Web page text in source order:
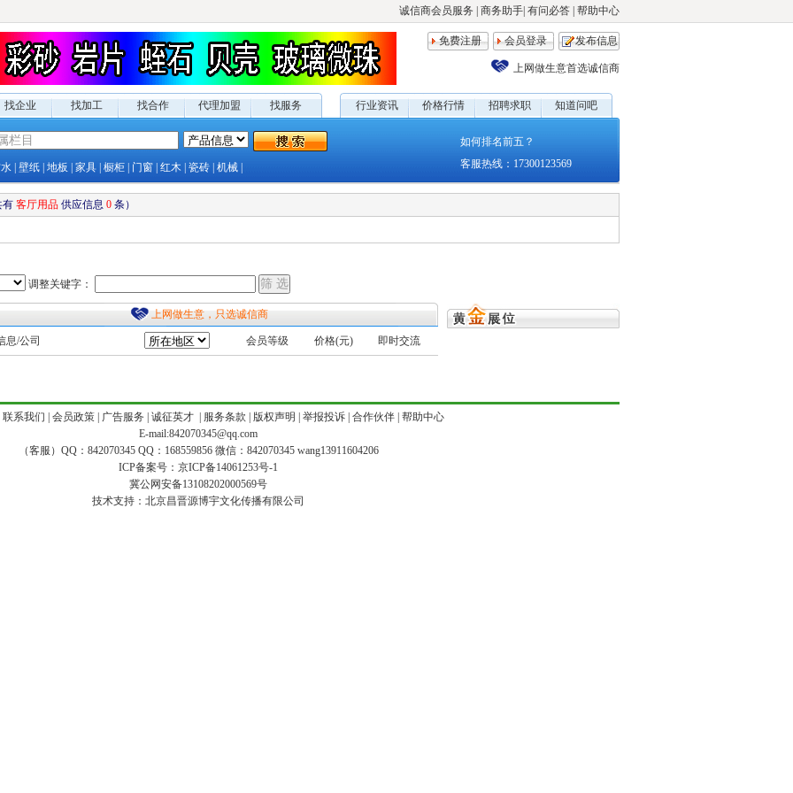
诚信商会员服务 商务助手 有问必答 帮助中心
免费注册 会员登录 发布信息
上网做生意首选诚信商
找企业 找加工 找合作 代理加盟 找服务 行业资讯 价格行情 招聘求职 知道问吧
壁纸 地板 家具 橱柜 门窗 红木 瓷砖 机械
如何排名前五？
客服热线：17300123569
客厅用品 供应信息 0 条）
调整关键字：
上网做生意，只选诚信商
息/公司 会员等级 价格(元) 即时交流
联系我们 会员政策| 广告服务 诚征英才 服务条款 版权声明 举报投诉| 合作伙伴| 帮助中心
E-mail:842070345@qq.com
（客服）QQ：842070345 QQ：168559856 微信：842070345 wang13911604206
ICP备案号： 京ICP备14061253号-1
冀公网安备13108202000569号
技术支持： 北京昌晋源博宇文化传播有限公司